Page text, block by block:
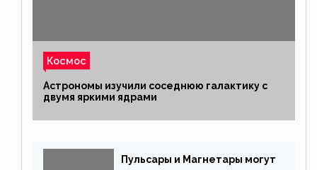
Космос
Астрономы изучили соседнюю галактику с
двумя яркими ядрами
Пульсары и Магнетары могут